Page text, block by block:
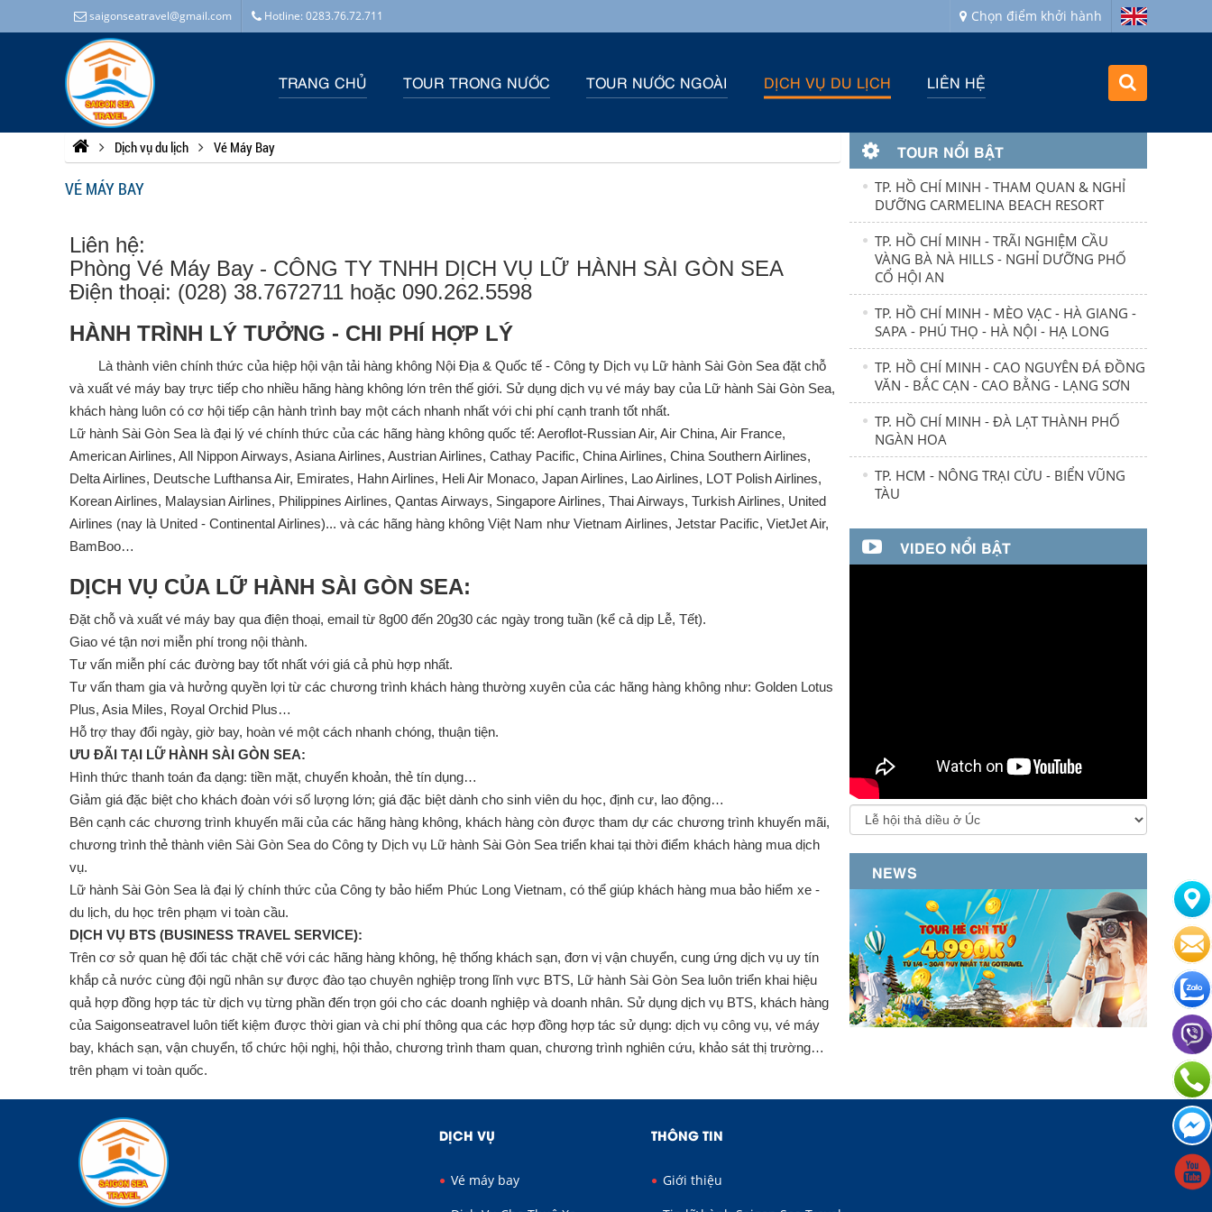
saigonseatravel@gmail.com Hotline: 0283.76.72.711 Chọn điểm khởi hành
TRANG CHỦ TOUR TRONG NƯỚC TOUR NƯỚC NGOÀI DỊCH VỤ DU LỊCH LIÊN HỆ
Dịch vụ du lịch Vé Máy Bay
VÉ MÁY BAY
Liên hệ:
Phòng Vé Máy Bay - CÔNG TY TNHH DỊCH VỤ LỮ HÀNH SÀI GÒN SEA
Điện thoại: (028) 38.7672711 hoặc 090.262.5598
HÀNH TRÌNH LÝ TƯỞNG - CHI PHÍ HỢP LÝ
Là thành viên chính thức của hiệp hội vận tải hàng không Nội Địa & Quốc tế - Công ty Dịch vụ Lữ hành Sài Gòn Sea đặt chỗ
và xuất vé máy bay trực tiếp cho nhiều hãng hàng không lớn trên thế giới. Sử dụng dịch vụ vé máy bay của Lữ hành Sài Gòn Sea,
khách hàng luôn có cơ hội tiếp cận hành trình bay một cách nhanh nhất với chi phí cạnh tranh tốt nhất.
Lữ hành Sài Gòn Sea là đại lý vé chính thức của các hãng hàng không quốc tế: Aeroflot-Russian Air, Air China, Air France,
American Airlines, All Nippon Airways, Asiana Airlines, Austrian Airlines, Cathay Pacific, China Airlines, China Southern Airlines,
Delta Airlines, Deutsche Lufthansa Air, Emirates, Hahn Airlines, Heli Air Monaco, Japan Airlines, Lao Airlines, LOT Polish Airlines,
Korean Airlines, Malaysian Airlines, Philippines Airlines, Qantas Airways, Singapore Airlines, Thai Airways, Turkish Airlines, United
Airlines (nay là United - Continental Airlines)... và các hãng hàng không Việt Nam như Vietnam Airlines, Jetstar Pacific, VietJet Air,
BamBoo…
DỊCH VỤ CỦA LỮ HÀNH SÀI GÒN SEA:
Ðặt chỗ và xuất vé máy bay qua điện thoại, email từ 8g00 đến 20g30 các ngày trong tuần (kể cả dịp Lễ, Tết).
Giao vé tận nơi miễn phí trong nội thành.
Tư vấn miễn phí các đường bay tốt nhất với giá cả phù hợp nhất.
Tư vấn tham gia và hưởng quyền lợi từ các chương trình khách hàng thường xuyên của các hãng hàng không như: Golden Lotus
Plus, Asia Miles, Royal Orchid Plus…
Hỗ trợ thay đổi ngày, giờ bay, hoàn vé một cách nhanh chóng, thuận tiện.
ƯU ĐÃI TẠI LỮ HÀNH SÀI GÒN SEA:
Hình thức thanh toán đa dạng: tiền mặt, chuyển khoản, thẻ tín dụng…
Giảm giá đặc biệt cho khách đoàn với số lượng lớn; giá đặc biệt dành cho sinh viên du học, định cư, lao động…
Bên cạnh các chương trình khuyến mãi của các hãng hàng không, khách hàng còn được tham dự các chương trình khuyến mãi,
chương trình thẻ thành viên Sài Gòn Sea do Công ty Dịch vụ Lữ hành Sài Gòn Sea triển khai tại thời điểm khách hàng mua dịch
vụ.
Lữ hành Sài Gòn Sea là đại lý chính thức của Công ty bảo hiểm Phúc Long Vietnam, có thể giúp khách hàng mua bảo hiểm xe -
du lịch, du học trên phạm vi toàn cầu.
DỊCH VỤ BTS (BUSINESS TRAVEL SERVICE):
Trên cơ sở quan hệ đối tác chặt chẽ với các hãng hàng không, hệ thống khách sạn, đơn vị vận chuyển, cung ứng dịch vụ uy tín
khắp cả nước cùng đội ngũ nhân sự được đào tạo chuyên nghiệp trong lĩnh vực BTS, Lữ hành Sài Gòn Sea luôn triển khai hiệu
quả hợp đồng hợp tác từ dịch vụ từng phần đến trọn gói cho các doanh nghiệp và doanh nhân. Sử dụng dịch vụ BTS, khách hàng
của Saigonseatravel luôn tiết kiệm được thời gian và chi phí thông qua các hợp đồng hợp tác sử dụng: dịch vụ công vụ, vé máy
bay, khách sạn, vận chuyển, tổ chức hội nghị, hội thảo, chương trình tham quan, chương trình nghiên cứu, khảo sát thị trường…
trên phạm vi toàn quốc.
TOUR NỔI BẬT
TP. HỒ CHÍ MINH - THAM QUAN & NGHỈ
DƯỠNG CARMELINA BEACH RESORT
TP. HỒ CHÍ MINH - TRÃI NGHIỆM CẦU
VÀNG BÀ NÀ HILLS - NGHỈ DƯỠNG PHỐ
CỔ HỘI AN
TP. HỒ CHÍ MINH - MÈO VẠC - HÀ GIANG -
SAPA - PHÚ THỌ - HÀ NỘI - HẠ LONG
TP. HỒ CHÍ MINH - CAO NGUYÊN ĐÁ ĐỒNG
VĂN - BẮC CẠN - CAO BẰNG - LẠNG SƠN
TP. HỒ CHÍ MINH - ĐÀ LẠT THÀNH PHỐ
NGÀN HOA
TP. HCM - NÔNG TRẠI CỪU - BIỂN VŨNG
TÀU
VIDEO NỔI BẬT
NEWS
DỊCH VỤ
Vé máy bay
THÔNG TIN
Giới thiệu